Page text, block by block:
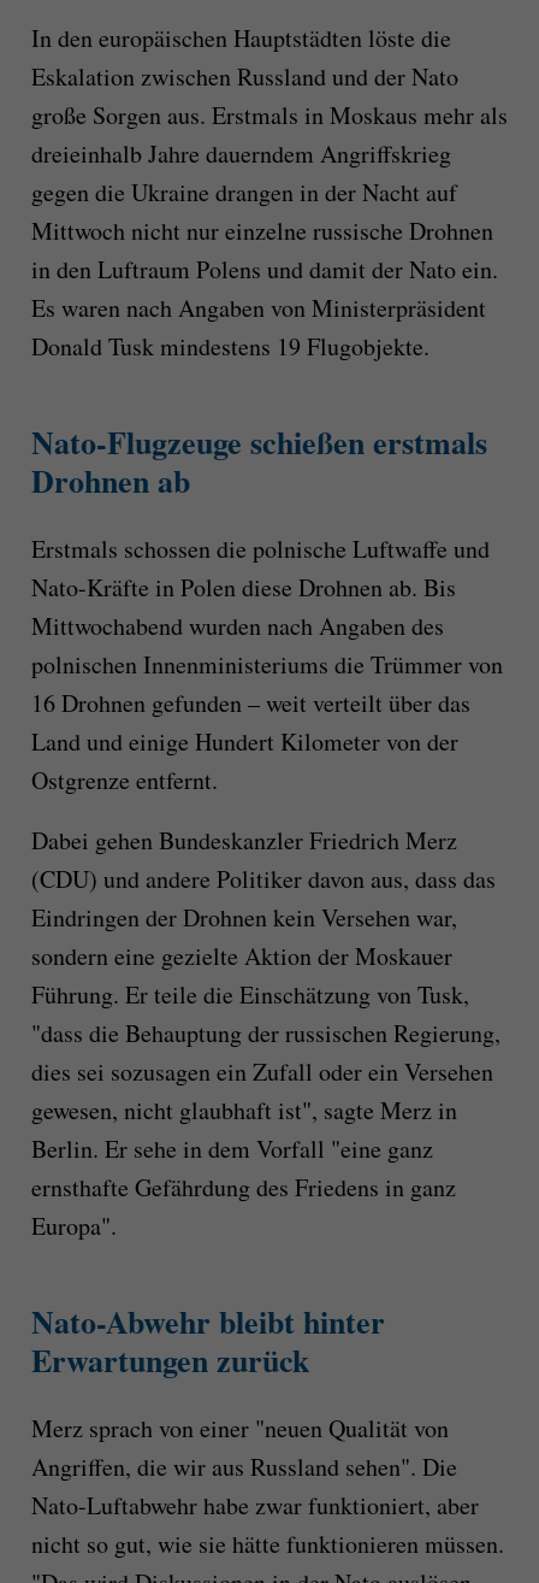
In den europäischen Hauptstädten löste die
Eskalation zwischen Russland und der Nato
große Sorgen aus. Erstmals in Moskaus mehr als
dreieinhalb Jahre dauerndem Angriffskrieg
gegen die Ukraine drangen in der Nacht auf
Mittwoch nicht nur einzelne russische Drohnen
in den Luftraum Polens und damit der Nato ein.
Es waren nach Angaben von Ministerpräsident
Donald Tusk mindestens 19 Flugobjekte.
Nato-Flugzeuge schießen erstmals
Drohnen ab
Erstmals schossen die polnische Luftwaffe und
Nato-Kräfte in Polen diese Drohnen ab. Bis
Mittwochabend wurden nach Angaben des
polnischen Innenministeriums die Trümmer von
16 Drohnen gefunden – weit verteilt über das
Land und einige Hundert Kilometer von der
Ostgrenze entfernt.
Dabei gehen Bundeskanzler Friedrich Merz
(CDU) und andere Politiker davon aus, dass das
Eindringen der Drohnen kein Versehen war,
sondern eine gezielte Aktion der Moskauer
Führung. Er teile die Einschätzung von Tusk,
"dass die Behauptung der russischen Regierung,
dies sei sozusagen ein Zufall oder ein Versehen
gewesen, nicht glaubhaft ist", sagte Merz in
Berlin. Er sehe in dem Vorfall "eine ganz
ernsthafte Gefährdung des Friedens in ganz
Europa".
Nato-Abwehr bleibt hinter
Erwartungen zurück
Merz sprach von einer "neuen Qualität von
Angriffen, die wir aus Russland sehen". Die
Nato-Luftabwehr habe zwar funktioniert, aber
nicht so gut, wie sie hätte funktionieren müssen.